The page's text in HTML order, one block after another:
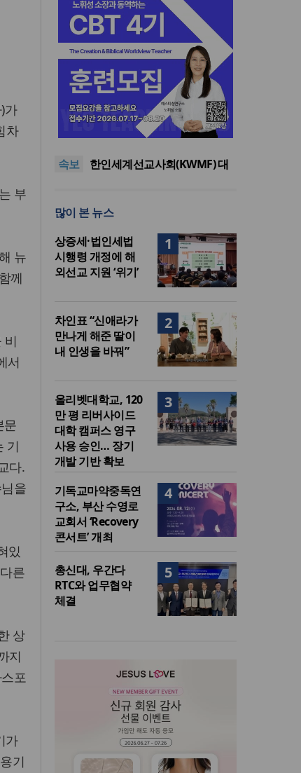
가
차
부
뉴
께
비
서
문
기
다.
을
있
른
상
지
포
가
기
속보
올리벳대학교, 120만 평 리버사
이드 대학 캠퍼스 영구 사용 승
세계로교회 손현보 목사, 백악
표회장 이·취임식 열려
차인표 “신애라가 만나게 해준
이드 대학 캠퍼스 영구 사용 승
인… 장기 개발 기반 확보
세계로교회 손현보 목사, 백악
관에서 트럼프 대통령 접견
많이 본 뉴스
1
상증세·법인세법
시행령 개정에 해
외선교 지원 ‘위기’
2
차인표 “신애라가
만나게 해준 딸이
내 인생을 바꿔”
3
올리벳대학교, 120
만 평 리버사이드
대학 캠퍼스 영구
사용 승인… 장기
개발 기반 확보
4
기독교마약중독연
구소, 부산 수영로
교회서 ‘Recovery
콘서트’ 개최
5
총신대, 우간다
RTC와 업무협약
체결